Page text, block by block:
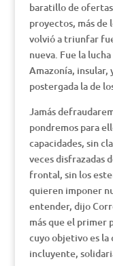
baratillo de
proyectos, más de
volvió a triunfar
nueva. Fue la
Amazonía, insular,
postergada la de
Jamás
pondremos para
capacidades, sin
veces disfrazadas
frontal, sin los
quieren imponer
entender, dijo
más que el primer
cuyo objetivo es la
incluyente,